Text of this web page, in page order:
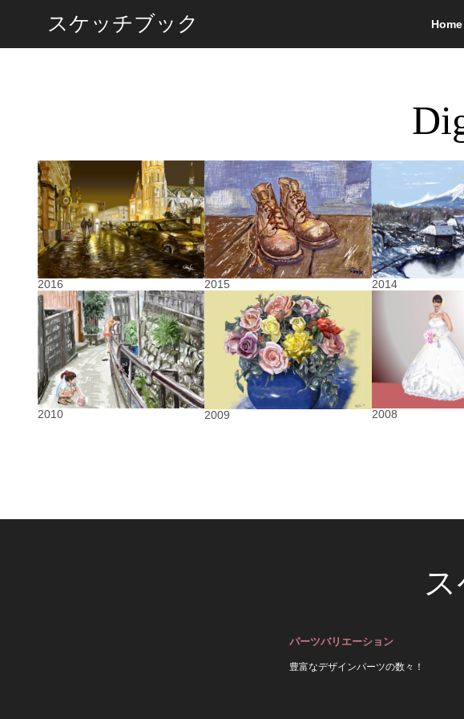
スケッチブック Home
2016 2015 2014
2010 2009 2008
パーツバリエーション
豊富なデザインパーツの数々！